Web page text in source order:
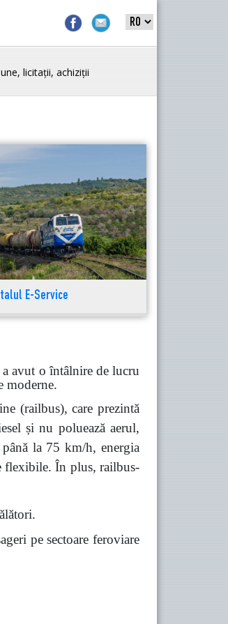
licitații, achiziții
E-Service
avut o întâlnire de lucru
moderne.
(railbus), care prezintă
și nu poluează aerul,
la 75 km/h, energia
flexibile. În plus, railbus-
pe sectoare feroviare